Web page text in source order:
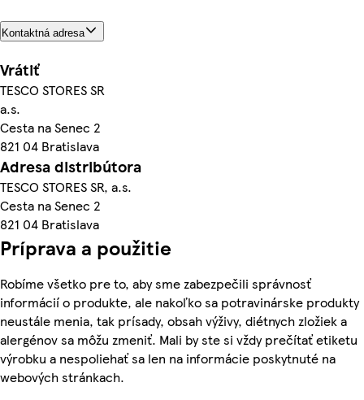
Kontaktná adresa
Vrátiť
TESCO STORES SR
a.s.
Cesta na Senec 2
821 04 Bratislava
Adresa distribútora
TESCO STORES SR, a.s.
Cesta na Senec 2
821 04 Bratislava
Príprava a použitie
Robíme všetko pre to, aby sme zabezpečili správnosť
informácií o produkte, ale nakoľko sa potravinárske produkty
neustále menia, tak prísady, obsah výživy, diétnych zložiek a
alergénov sa môžu zmeniť. Mali by ste si vždy prečítať etiketu
výrobku a nespoliehať sa len na informácie poskytnuté na
webových stránkach.